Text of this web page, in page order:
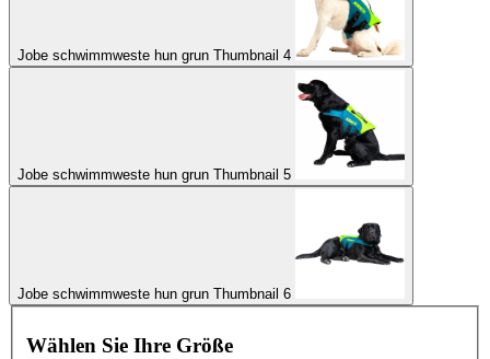
Jobe schwimmweste hun grun Thumbnail 4
Jobe schwimmweste hun grun Thumbnail 5
Jobe schwimmweste hun grun Thumbnail 6
Wählen Sie Ihre Größe